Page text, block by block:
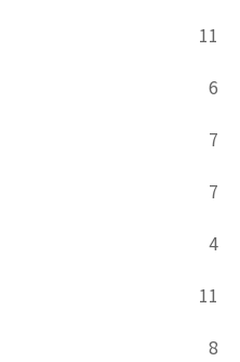
11
6
7
7
4
11
8